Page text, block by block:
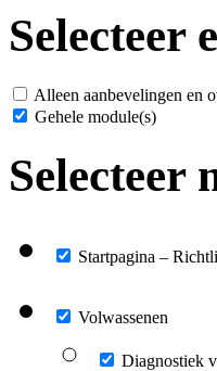
Selecteer
Alleen aanbevelingen en
Gehele module(s)
Selecteer
Startpagina –
Volwassenen
Diagnostiek